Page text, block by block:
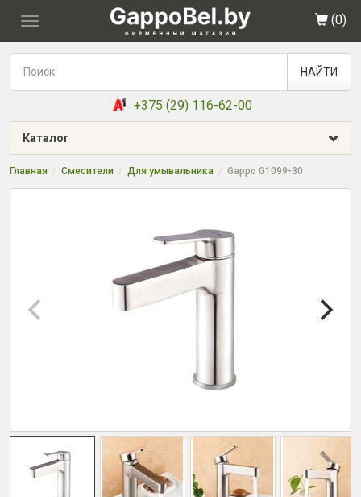
Toggle
(0)
НАЙТИ
+375 (29) 116-62-00
Каталог
Главная Смесители Для умывальника Gappo G1099-30